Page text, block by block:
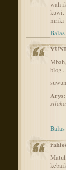
wah
kuwi.
mriki
YUNI
Aryo: